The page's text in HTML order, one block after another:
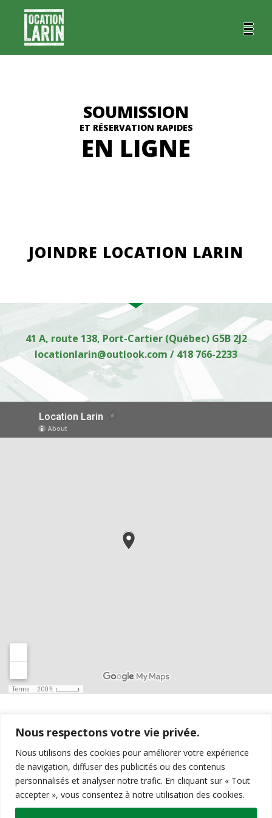
Nous respectons votre vie privée.
Nous utilisons des cookies pour améliorer votre expérience
de navigation, diffuser des publicités ou des contenus
personnalisés et analyser notre trafic. En cliquant sur « Tout
accepter », vous consentez à notre utilisation des cookies.
SOUMISSION
ET RÉSERVATION RAPIDES
EN LIGNE
JOINDRE LOCATION LARIN
41 A, route 138, Port-Cartier (Québec) G5B 2J2
locationlarin@outlook.com / 418 766-2233
HEURES D’OUVERTURE